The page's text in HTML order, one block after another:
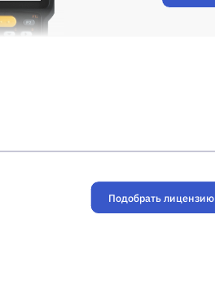
Подобрать лицензию